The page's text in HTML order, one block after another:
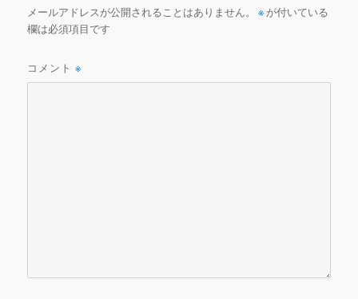
メールアドレスが公開されることはありません。 ※ が付いている
欄は必須項目です
コメント※